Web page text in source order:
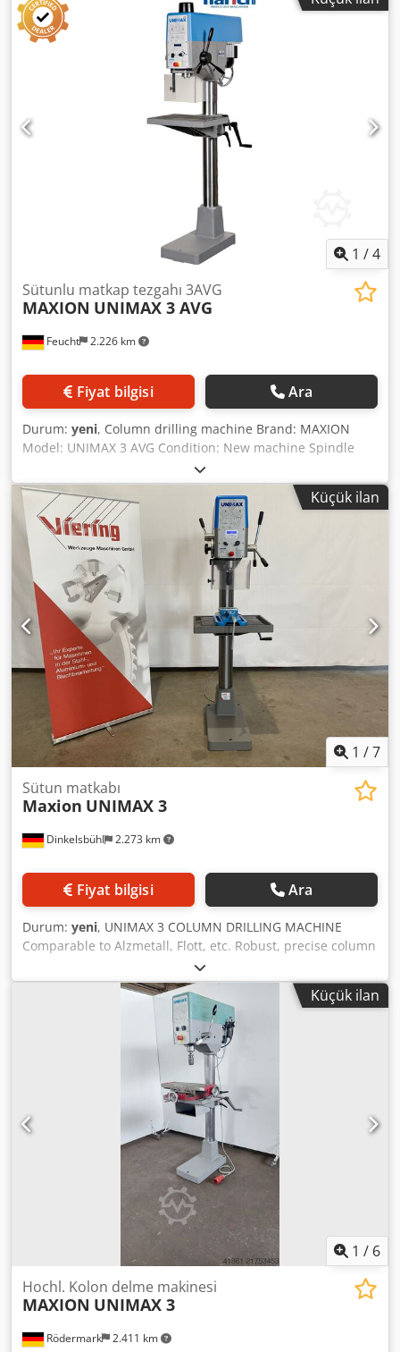
1 /4
Feucht 2.226 km
Sütunlu matkap tezgahı 3AVG
MAXION UNIMAX 3 AVG
Fiyat bilgisi Ara
Durum: yeni, Column drilling machine Brand: MAXION
Model: UNIMAX 3 AVG Condition: New machine Spindle
speed (infinitely variable): Range A: 80 - 1,440 rpm Range
B: 180 - 3,200 rpm Normal drilling capacity: 30 mm
Standard equipment includes: - Infinitely variable feed -
Infinitely variable speed control - Digital display for speed,
feed, and drilling depth - Automatic tool ejector -
Operating manual Available options: Dedpfobrfmkex
Aptskr - Tapping device
Küçük ilan
1 /7
Dinkelsbühl 2.273 km
Sütun matkabı
Maxion UNIMAX 3
Fiyat bilgisi Ara
Durum: yeni, UNIMAX 3 COLUMN DRILLING MACHINE
Comparable to Alzmetall, Flott, etc. Robust, precise column
drilling machine with a wide application range. The drilling
table is adjustable via rack and pinion and can swivel
around the column. Features reversing switch for
clockwise/anticlockwise rotation, emergency stop button,
and digital speed readout. Djdswkhlispfx Aptekr Spindle
speeds steplessly variable: Range A: 80 - 1440 rpm Range
B: 180 - 3200 rpm Continuous drilling capacity: 25 mm
Standard drilling capacity: 30 mm Tapping capacity: M20
Spindle taper: MK 3 Drilling depth: 125 mm Throat: 260
mm Spindle/table distance: 90 to 840 mm Table size: 500 x
365 mm Overall height: 1855 mm Weight: 250 kg Includes
drilling package consisting of: 1 x Drill chuck arbor MK3 /
B16 2 x Reducer sleeves MK3 / 2, MK3 / 1 1 x Machine vice
MSP 140 1 x Keyless drill chuck 1 - 16 mm / B16
Küçük ilan
1 / 6
Rödermark 2.411 km
Hochl. Kolon delme makinesi
MAXION UNIMAX 3